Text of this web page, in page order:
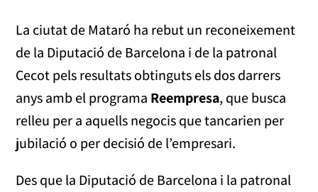
La ciutat de Mataró ha rebut un reconeixement
de la Diputació de Barcelona i de la patronal
Cecot pels resultats obtinguts els dos darrers
anys amb el programa Reempresa, que busca
relleu per a aquells negocis que tancarien per
jubilació o per decisió de l’empresari.
Des que la Diputació de Barcelona i la patronal